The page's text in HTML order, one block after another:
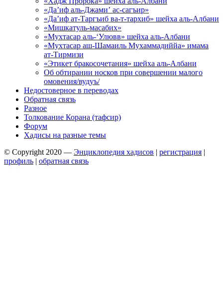
«Да’иф аль-Джами’ ас-сагъир»
«Да’иф ат-Таргъиб ва-т-тархиб» шейха аль-Албани
«Мишкатуль-масабих»
«Мухтасар аль-‘Улювв» шейха аль-Албани
«Мухтасар аш-Шамаиль Мухаммадиййа» имама
ат-Тирмизи
«Этикет бракосочетания» шейха аль-Албани
Об обтирании носков при совершении малого
омовения/вудуъ/
Недостоверное в переводах
Обратная связь
Разное
Толкование Корана (тафсир)
Форум
Хадисы на разные темы
© Copyright 2020 — Энциклопедия хадисов | регистрация |
профиль | обратная связь